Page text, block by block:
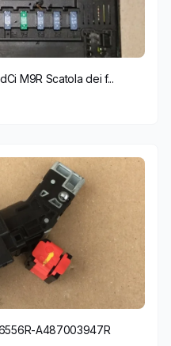
M9R Scatola dei f...
A487003947R